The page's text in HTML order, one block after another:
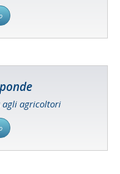
agli agricoltori